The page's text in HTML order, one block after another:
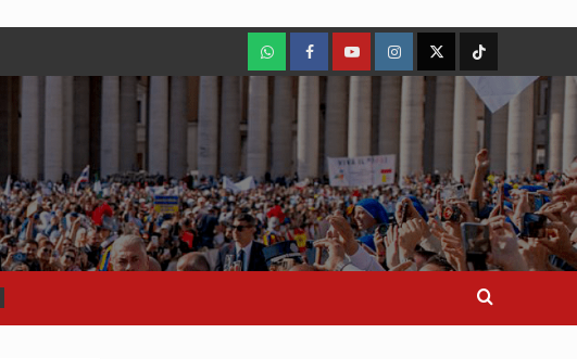
WhatsAppFacebookYoutubeInstagram
X TikTok